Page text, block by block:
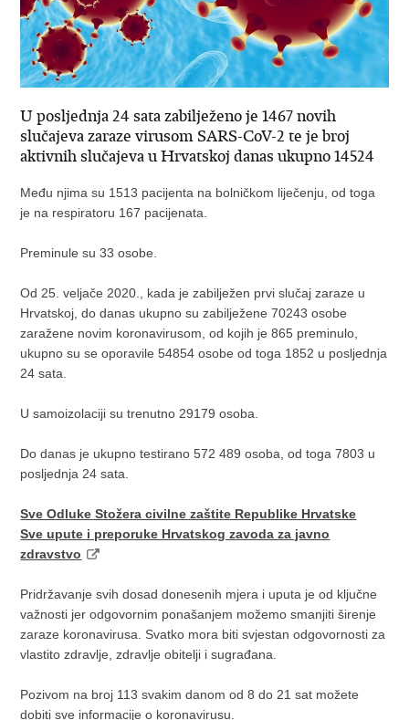
U posljednja 24 sata zabilježeno je 1467 novih
slučajeva zaraze virusom SARS-CoV-2 te je broj
aktivnih slučajeva u Hrvatskoj danas ukupno 14524
Među njima su 1513 pacijenta na bolničkom liječenju, od toga
je na respiratoru 167 pacijenata.
Preminule su 33 osobe.
Od 25. veljače 2020., kada je zabilježen prvi slučaj zaraze u
Hrvatskoj, do danas ukupno su zabilježene 70243 osobe
zaražene novim koronavirusom, od kojih je 865 preminulo,
ukupno su se oporavile 54854 osobe od toga 1852 u posljednja
24 sata.
U samoizolaciji su trenutno 29179 osoba.
Do danas je ukupno testirano 572 489 osoba, od toga 7803 u
posljednja 24 sata.
Sve Odluke Stožera civilne zaštite Republike Hrvatske
Sve upute i preporuke Hrvatskog zavoda za javno
zdravstvo
Pridržavanje svih dosad donesenih mjera i uputa je od ključne
važnosti jer odgovornim ponašanjem možemo smanjiti širenje
zaraze koronavirusa. Svatko mora biti svjestan odgovornosti za
vlastito zdravlje, zdravlje obitelji i sugrađana.
Pozivom na broj 113 svakim danom od 8 do 21 sat možete
dobiti sve informacije o koronavirusu.